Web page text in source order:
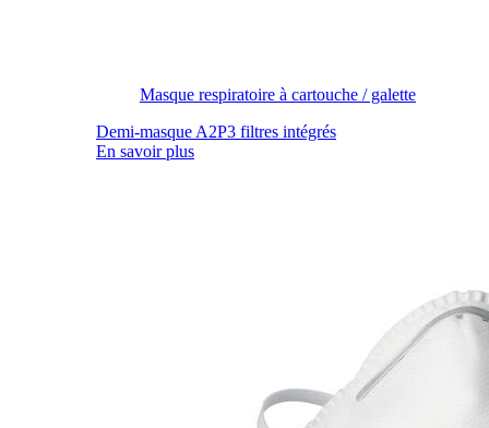
Masque respiratoire à cartouche / galette
Demi-masque A2P3 filtres intégrés
En savoir plus